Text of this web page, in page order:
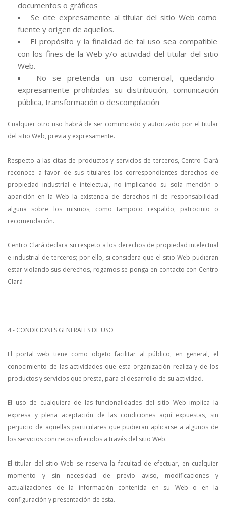
documentos o gráficos
Se cite expresamente al titular del sitio Web como
fuente y origen de aquellos.
El propósito y la finalidad de tal uso sea compatible
con los fines de la Web y/o actividad del titular del sitio
Web.
No se pretenda un uso comercial, quedando
expresamente prohibidas su distribución, comunicación
pública, transformación o descompilación
Cualquier otro uso habrá de ser comunicado y autorizado por el titular
del sitio Web, previa y expresamente.
Respecto a las citas de productos y servicios de terceros, Centro Clará
reconoce a favor de sus titulares los correspondientes derechos de
propiedad industrial e intelectual, no implicando su sola mención o
aparición en la Web la existencia de derechos ni de responsabilidad
alguna sobre los mismos, como tampoco respaldo, patrocinio o
recomendación.
Centro Clará declara su respeto a los derechos de propiedad intelectual
e industrial de terceros; por ello, si considera que el sitio Web pudieran
estar violando sus derechos, rogamos se ponga en contacto con Centro
Clará
4.- CONDICIONES GENERALES DE USO
El portal web tiene como objeto facilitar al público, en general, el
conocimiento de las actividades que esta organización realiza y de los
productos y servicios que presta, para el desarrollo de su actividad.
El uso de cualquiera de las funcionalidades del sitio Web implica la
expresa y plena aceptación de las condiciones aquí expuestas, sin
perjuicio de aquellas particulares que pudieran aplicarse a algunos de
los servicios concretos ofrecidos a través del sitio Web.
El titular del sitio Web se reserva la facultad de efectuar, en cualquier
momento y sin necesidad de previo aviso, modificaciones y
actualizaciones de la información contenida en su Web o en la
configuración y presentación de ésta.